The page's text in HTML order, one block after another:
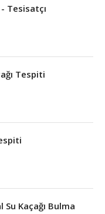
Tesisatçı
Tespiti
Kaçağı Bulma